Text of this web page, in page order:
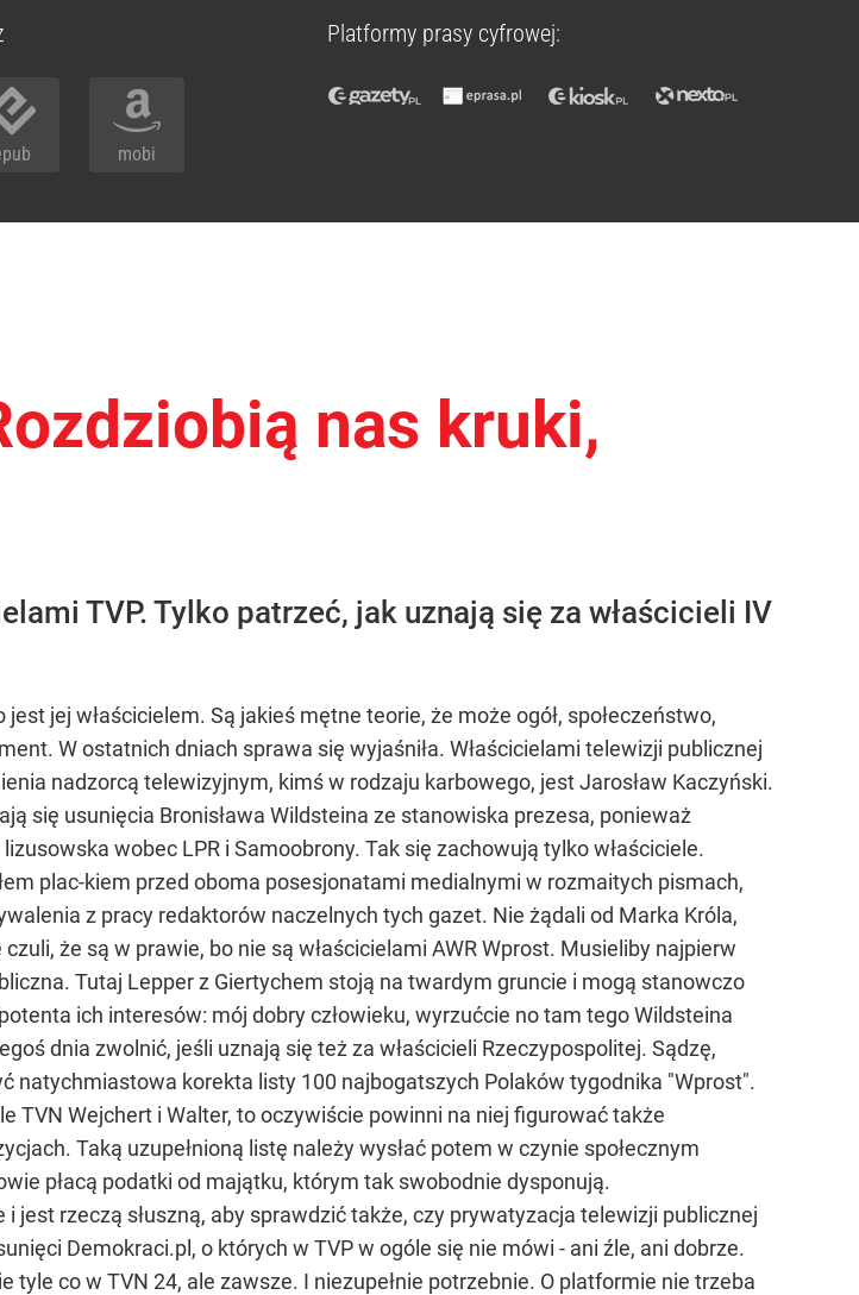
mobi
Platformy prasy cyfrowej:
nas kruki,
TVP. Tylko patrzeć, jak uznają się za właścicieli IV
jej właścicielem. Są jakieś mętne teorie, że może ogół, społeczeństwo,
W ostatnich dniach sprawa się wyjaśniła. Właścicielami telewizji publicznej
nadzorcą telewizyjnym, kimś w rodzaju karbowego, jest Jarosław Kaczyński.
się usunięcia Bronisława Wildsteina ze stanowiska prezesa, ponieważ
wobec LPR i Samoobrony. Tak się zachowują tylko właściciele.
plac-kiem przed oboma posesjonatami medialnymi w rozmaitych pismach,
z pracy redaktorów naczelnych tych gazet. Nie żądali od Marka Króla,
że są w prawie, bo nie są właścicielami AWR Wprost. Musieliby najpierw
Tutaj Lepper z Giertychem stoją na twardym gruncie i mogą stanowczo
ich interesów: mój dobry człowieku, wyrzućcie no tam tego Wildsteina
dnia zwolnić, jeśli uznają się też za właścicieli Rzeczypospolitej. Sądzę,
natychmiastowa korekta listy 100 najbogatszych Polaków tygodnika "Wprost".
TVN Wejchert i Walter, to oczywiście powinni na niej figurować także
Taką uzupełnioną listę należy wysłać potem w czynie społecznym
płacą podatki od majątku, którym tak swobodnie dysponują.
jest rzeczą słuszną, aby sprawdzić także, czy prywatyzacja telewizji publicznej
Demokraci.pl, o których w TVP w ogóle się nie mówi - ani źle, ani dobrze.
co w TVN 24, ale zawsze. I niezupełnie potrzebnie. O platformie nie trzeba